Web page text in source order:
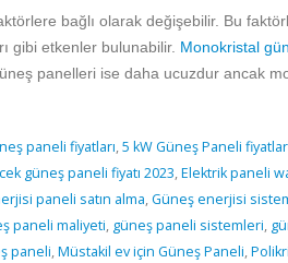
bağlı olarak değişebilir. Bu
gibi etkenler bulunabilir. Monokristal
panelleri ise daha ucuzdur ancak
paneli fiyatları,5 kW Güneş Paneli
güneş paneli fiyatı 2023,Elektrik paneli
paneli satın alma,Güneş enerjisi
paneli maliyeti, güneş paneli sistemleri,
paneli,Müstakil ev için Güneş Paneli,